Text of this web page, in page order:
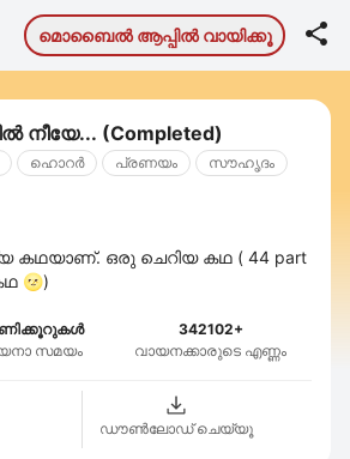
മൊബൈല്‍ ആപ്പില്‍ വായിക്കൂ 
നീയേ... (Completed)
ഹൊറര്‍ പ്രണയം സൗഹൃദം
🌝)
സമയം
342102+
വായനക്കാരുടെ എണ്ണം
ഡൗണ്‍ലോഡ് ചെയ്യൂ